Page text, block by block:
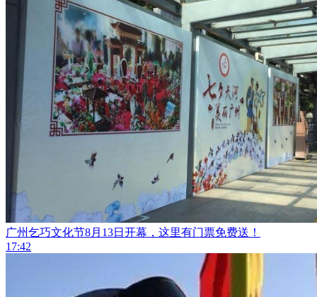
广州乞巧文化节8月13日开幕，这里有门票免费送！
17:42